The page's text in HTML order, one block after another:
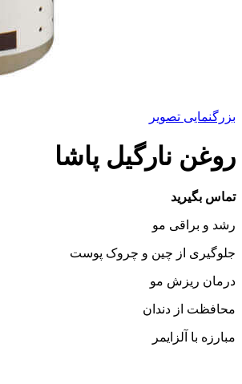
بزرگنمایی تصویر
روغن نارگیل پاشا
تماس بگیرید
رشد و براقی مو
جلوگیری از چین و چروک پوست
درمان ریزش مو
محافظت از دندان
مبارزه با آلزایمر